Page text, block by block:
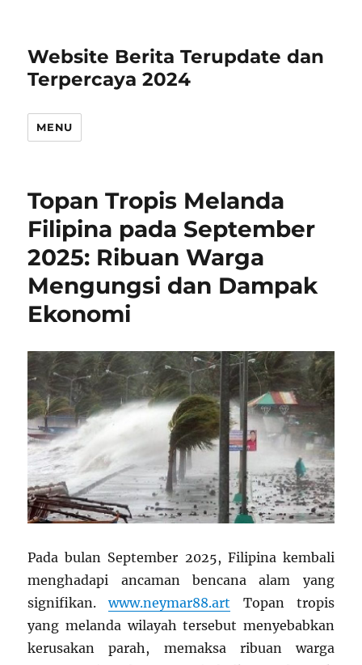
Website Berita Terupdate dan
Terpercaya 2024
MENU
Topan Tropis Melanda
Filipina pada September
2025: Ribuan Warga
Mengungsi dan Dampak
Ekonomi
Pada bulan September 2025, Filipina kembali
menghadapi ancaman bencana alam yang
signifikan.www.neymar88.art Topan tropis
yang melanda wilayah tersebut menyebabkan
kerusakan parah, memaksa ribuan warga